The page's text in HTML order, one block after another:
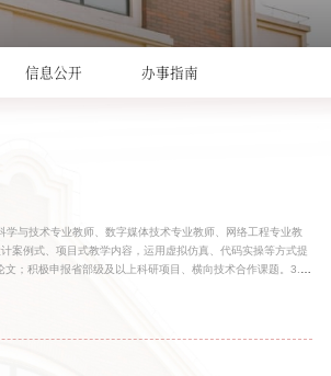
信息公开 办事指南
与技术专业教师、数字媒体技术专业教师、网络工程专业教
案例式、项目式教学内容，运用虚拟仿真、代码实操等方式提
；积极申报省部级及以上科研项目、横向技术合作课题。3.参
具备独立授课与实验指导能力，有高校教